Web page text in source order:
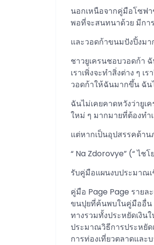
นอกเหนือจากคู่มือโซฟ
พอที่จะสนทนาด้วย มีกา
และวอดก้าขนมปังปิ้งมา
ชาวยูเครนชอบวอดก้า
เราเพิ่งจะทำสิ่งต่าง ๆ เ
วอดก้าให้ฉันมากขึ้น ฉัน
ฉันไม่เคยคาดหวังว่ายูเ
ใหม่ ๆ มากมายที่ต้องทำ
แต่หากเป็นอุปสรรคด้า
“ Na Zdorovye” (“ ไช
รับคู่มือแผนงบประมาณ
คู่มือ Page Page ราย
ขนปุยที่ค้นพบในคู่มืออื่น
ทางรวมทั้งประหยัดเงิ
ประมาณวิธีการประหยัด
การท่องเที่ยวตลาดและ